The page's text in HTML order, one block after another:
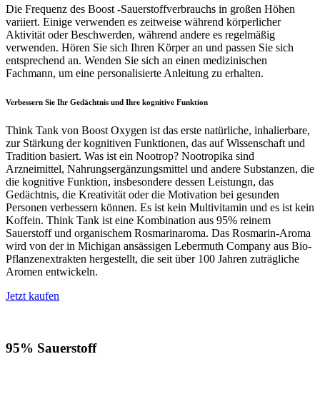
Die Frequenz des Boost -Sauerstoffverbrauchs in großen Höhen
variiert. Einige verwenden es zeitweise während körperlicher
Aktivität oder Beschwerden, während andere es regelmäßig
verwenden. Hören Sie sich Ihren Körper an und passen Sie sich
entsprechend an. Wenden Sie sich an einen medizinischen
Fachmann, um eine personalisierte Anleitung zu erhalten.
Verbessern Sie Ihr Gedächtnis und Ihre kognitive Funktion
Think Tank von Boost Oxygen ist das erste natürliche, inhalierbare,
zur Stärkung der kognitiven Funktionen, das auf Wissenschaft und
Tradition basiert. Was ist ein Nootrop? Nootropika sind
Arzneimittel, Nahrungsergänzungsmittel und andere Substanzen, die
die kognitive Funktion, insbesondere dessen Leistungn, das
Gedächtnis, die Kreativität oder die Motivation bei gesunden
Personen verbessern können. Es ist kein Multivitamin und es ist kein
Koffein. Think Tank ist eine Kombination aus 95% reinem
Sauerstoff und organischem Rosmarinaroma. Das Rosmarin-Aroma
wird von der in Michigan ansässigen Lebermuth Company aus Bio-
Pflanzenextrakten hergestellt, die seit über 100 Jahren zuträgliche
Aromen entwickeln.
Jetzt kaufen
95% Sauerstoff